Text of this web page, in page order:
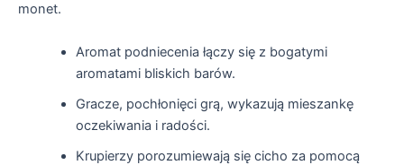
monet.
Aromat podniecenia łączy się z bogatymi
aromatami bliskich barów.
Gracze, pochłonięci grą, wykazują mieszankę
oczekiwania i radości.
Krupierzy porozumiewają się cicho za pomocą